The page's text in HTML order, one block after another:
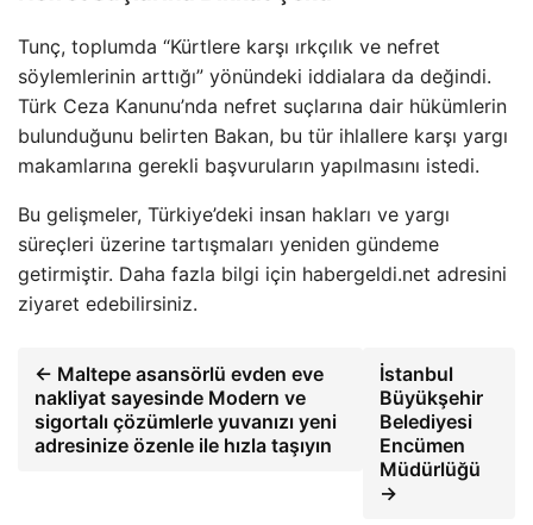
Tunç, toplumda “Kürtlere karşı ırkçılık ve nefret
söylemlerinin arttığı” yönündeki iddialara da değindi.
Türk Ceza Kanunu’nda nefret suçlarına dair hükümlerin
bulunduğunu belirten Bakan, bu tür ihlallere karşı yargı
makamlarına gerekli başvuruların yapılmasını istedi.
Bu gelişmeler, Türkiye’deki insan hakları ve yargı
süreçleri üzerine tartışmaları yeniden gündeme
getirmiştir. Daha fazla bilgi için habergeldi.net adresini
ziyaret edebilirsiniz.
← Maltepe asansörlü evden eve
nakliyat sayesinde Modern ve
sigortalı çözümlerle yuvanızı yeni
adresinize özenle ile hızla taşıyın
İstanbul
Büyükşehir
Belediyesi
Encümen
Müdürlüğü
→